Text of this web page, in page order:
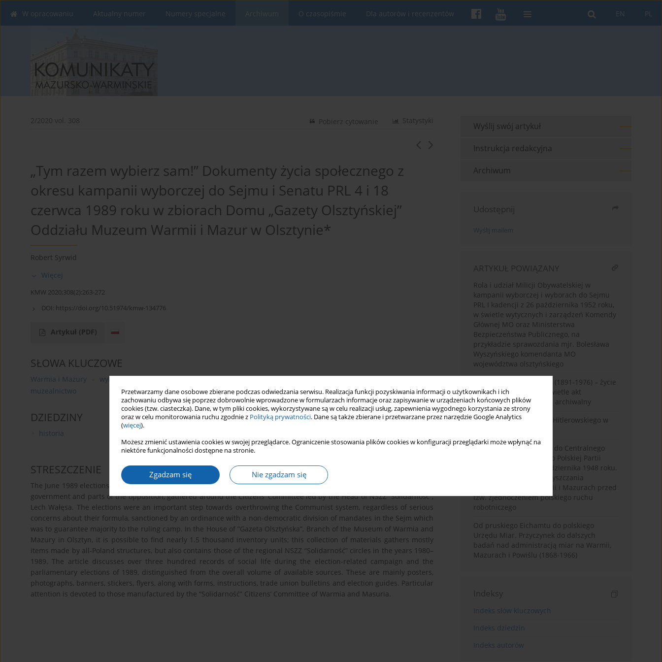
Przetwarzamy dane osobowe zbierane podczas odwiedzania serwisu. Realizacja funkcji pozyskiwania informacji o użytkownikach i ich
zachowaniu odbywa się poprzez dobrowolnie wprowadzone w formularzach informacje oraz zapisywanie w urządzeniach końcowych plików
cookies (tzw. ciasteczka). Dane, w tym pliki cookies, wykorzystywane są w celu realizacji usług, zapewnienia wygodnego korzystania ze strony
oraz w celu monitorowania ruchu zgodnie z Polityką prywatności. Dane są także zbierane i przetwarzane przez narzędzie Google Analytics
(więcej).
Możesz zmienić ustawienia cookies w swojej przeglądarce. Ograniczenie stosowania plików cookies w konfiguracji przeglądarki może wpłynąć na
niektóre funkcjonalności dostępne na stronie.
Zgadzam się Nie zgadzam się
PL
EN
W opracowaniu Aktualny numer Numery specjalne Archiwum O czasopiśmie Dla autorów i recenzentów
2/2020 vol. 308 Statystyki
Pobierz cytowanie
„Tym razem wybierz sam!” Dokumenty życia społecznego z
okresu kampanii wyborczej do Sejmu i Senatu PRL 4 i 18
czerwca 1989 roku w zbiorach Domu „Gazety Olsztyńskiej”
Oddziału Muzeum Warmii i Mazur w Olsztynie*
Robert Syrwid
Więcej
KMW 2020;308(2):263-272
DOI: https://doi.org/10.51974/kmw-134776
Artykuł (PDF)
SŁOWA KLUCZOWE
Warmia i Mazury wybory parlamentarne 1989
muzealnictwo
DZIEDZINY
historia
STRESZCZENIE
The June 1989 elections to Sejm and Senate were conducted as a result of the Round Table agreement be-tween the PRL
government and parts of the opposition, gathered around the Citizens’ Committee led by the Head of NSZZ “Solidarność”,
Lech Wałęsa. The elections were an important step towards overthrowing the Communist system, regardless of serious
concerns about their formula, sanctioned by an ordinance with a non-democratic division of mandates in the Sejm which
was to guarantee majority to the ruling camp. In the House of ”Gazeta Olsztyńska”, Branch of the Museum of Warmia and
Mazury in Olsztyn, it is possible to find nearly 1.5 thousand inventory units; this collection of materials gathers mostly
items made by all-Poland structures, but also contains those of the regional NSZZ “Solidarność” circles in the years 1980–
1989. The article discusses over three hundred records of social life during the election-related campaign and the
parliamentary elections of 1989, distinguished from the overall volume of available sources. These are mainly posters,
photographs, banners, stickers, flyers, along with forms, instructions, trade union bulletins and election guides. Particular
attention is devoted to those manufactured by the “Solidarność” Citizens’ Committee of Warmia and Masuria.
Wyślij swój artykuł
Instrukcja redakcyjna
Archiwum
Udostępnij
Wyślij mailem
ARTYKUŁ POWIĄZANY
Rola i udział Milicji Obywatelskiej w
kampanii wyborczej i wyborach do Sejmu
PRL I kadencji z 26 października 1952 roku,
w świetle wytycznych i zarządzeń Komendy
Głównej MO oraz Ministerstwa
Bezpieczeństwa Publicznego, na
przykładzie sprawozdania mjr. Bolesława
Wyszyńskiego komendanta MO
województwa olsztyńskiego
Zygmunt Tadeusz Robel (1891-1976) – życie
i kariera zawodowa w świetle akt
osobowych. Rekonesans archiwalny
Cmentarz Ofiar Terroru Hitlerowskiego w
List Kazimierza Goebela do Centralnego
Komitetu Wykonawczego Polskiej Partii
Socjalistycznej z 14 października 1948 roku.
Przyczynek do akcji „oczyszczania
szeregów” PPS na Warmii i Mazurach przed
tzw. zjednoczeniem polskiego ruchu
robotniczego
Od pruskiego Eichamtu do polskiego
Urzędu Miar. Przyczynek do dalszych
badań nad administracją miar na Warmii,
Mazurach i Powiślu (1868-1966)
Indeksy
Indeks słów kluczowych
Indeks dziedzin
Indeks autorów